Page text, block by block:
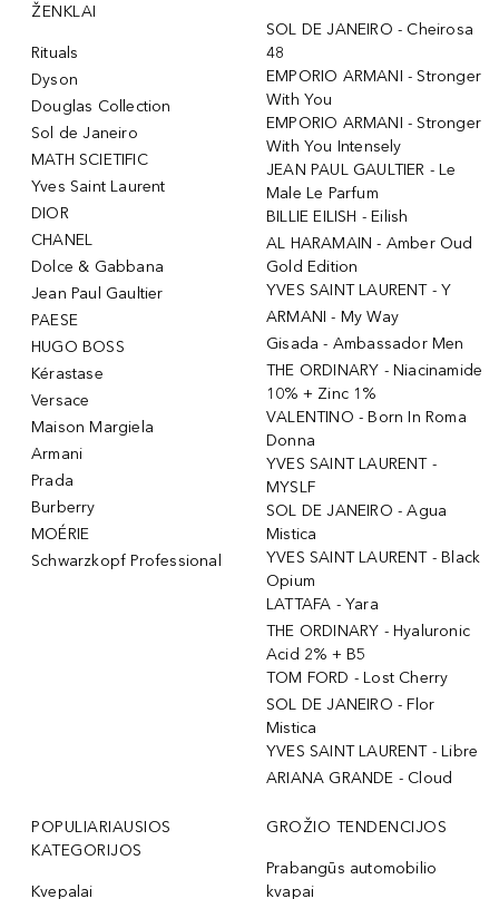
ŽENKLAI
Rituals
Dyson
Douglas Collection
Sol de Janeiro
MATH SCIETIFIC
Yves Saint Laurent
DIOR
CHANEL
Dolce & Gabbana
Jean Paul Gaultier
PAESE
HUGO BOSS
Kérastase
Versace
Maison Margiela
Armani
Prada
Burberry
MOÉRIE
Schwarzkopf Professional
SOL DE JANEIRO - Cheirosa
48
EMPORIO ARMANI - Stronger
With You
EMPORIO ARMANI - Stronger
With You Intensely
JEAN PAUL GAULTIER - Le
Male Le Parfum
BILLIE EILISH - Eilish
AL HARAMAIN - Amber Oud
Gold Edition
YVES SAINT LAURENT - Y
ARMANI - My Way
Gisada - Ambassador Men
THE ORDINARY - Niacinamide
10% + Zinc 1%
VALENTINO - Born In Roma
Donna
YVES SAINT LAURENT -
MYSLF
SOL DE JANEIRO - Agua
Mistica
YVES SAINT LAURENT - Black
Opium
LATTAFA - Yara
THE ORDINARY - Hyaluronic
Acid 2% + B5
TOM FORD - Lost Cherry
SOL DE JANEIRO - Flor
Mistica
YVES SAINT LAURENT - Libre
ARIANA GRANDE - Cloud
POPULIARIAUSIOS
KATEGORIJOS
Kvepalai
GROŽIO TENDENCIJOS
Prabangūs automobilio
kvapai